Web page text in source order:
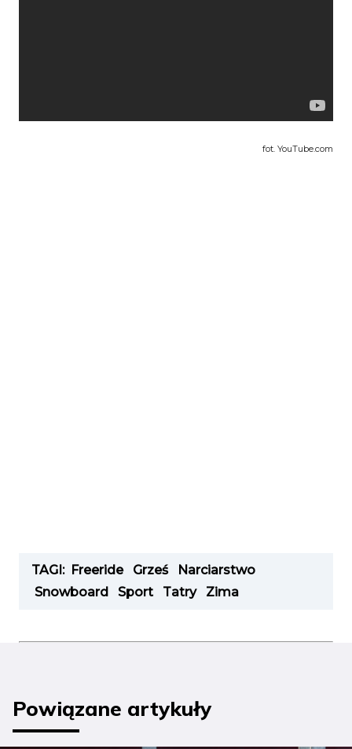
fot. YouTube.com
TAGI: Freeride Grześ
Narciarstwo
Snowboard
Sport Tatry Zima
Powiązane artykuły